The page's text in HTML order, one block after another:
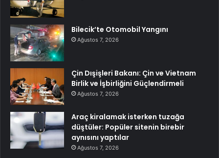
Bilecik’te Otomobil Yangını
Ağustos 7, 2026
Çin Dışişleri Bakanı: Çin ve Vietnam
Birlik ve İşbirliğini Güçlendirmeli
Ağustos 7, 2026
Araç kiralamak isterken tuzağa
düştüler: Popüler sitenin birebir
aynısını yaptılar
Ağustos 7, 2026